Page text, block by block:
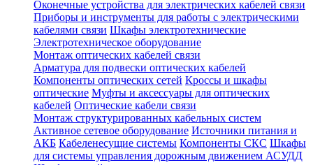
Оконечные устройства для электрических кабелей связи
Приборы и инструменты для работы с электрическими
кабелями связи Шкафы электротехнические
Электротехническое оборудование
Монтаж оптических кабелей связи
Арматура для подвески оптических кабелей
Компоненты оптических сетей Кроссы и шкафы
оптические Муфты и аксессуары для оптических
кабелей Оптические кабели связи
Монтаж структурированных кабельных систем
Активное сетевое оборудование Источники питания и
АКБ Кабеленесущие системы Компоненты СКС Шкафы
для системы управления дорожным движением АСУДД